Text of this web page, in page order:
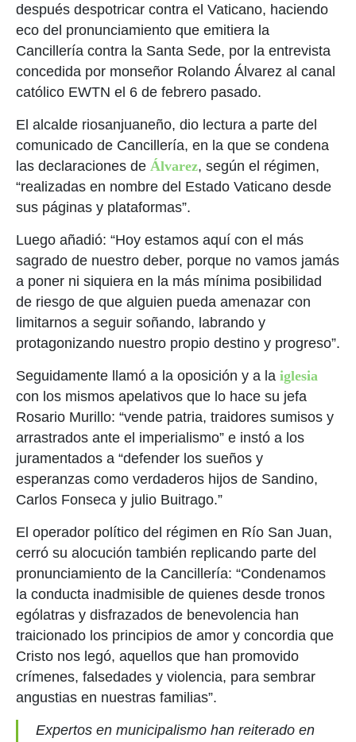
después despotricar contra el Vaticano, haciendo
eco del pronunciamiento que emitiera la
Cancillería contra la Santa Sede, por la entrevista
concedida por monseñor Rolando Álvarez al canal
católico EWTN el 6 de febrero pasado.
El alcalde riosanjuaneño, dio lectura a parte del
comunicado de Cancillería, en la que se condena
las declaraciones de Álvarez, según el régimen,
“realizadas en nombre del Estado Vaticano desde
sus páginas y plataformas”.
Luego añadió: “Hoy estamos aquí con el más
sagrado de nuestro deber, porque no vamos jamás
a poner ni siquiera en la más mínima posibilidad
de riesgo de que alguien pueda amenazar con
limitarnos a seguir soñando, labrando y
protagonizando nuestro propio destino y progreso”.
Seguidamente llamó a la oposición y a la iglesia
con los mismos apelativos que lo hace su jefa
Rosario Murillo: “vende patria, traidores sumisos y
arrastrados ante el imperialismo” e instó a los
juramentados a “defender los sueños y
esperanzas como verdaderos hijos de Sandino,
Carlos Fonseca y julio Buitrago.”
El operador político del régimen en Río San Juan,
cerró su alocución también replicando parte del
pronunciamiento de la Cancillería: “Condenamos
la conducta inadmisible de quienes desde tronos
ególatras y disfrazados de benevolencia han
traicionado los principios de amor y concordia que
Cristo nos legó, aquellos que han promovido
crímenes, falsedades y violencia, para sembrar
angustias en nuestras familias”.
Expertos en municipalismo han reiterado en